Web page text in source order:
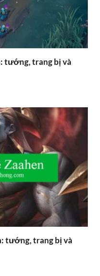
tướng, trang bị và
tướng, trang bị và